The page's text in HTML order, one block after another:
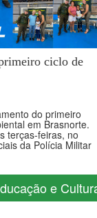
ciclo de
do primeiro
em Brasnorte.
terças-feiras, no
da Polícia Militar
e